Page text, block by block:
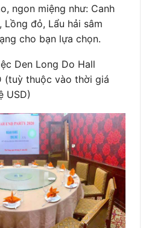
ngon miệng như: Canh
Lồng đỏ, Lẩu hải sâm
cho bạn lựa chọn.
Den Long Do Hall
(tuỳ thuộc vào thời giá
USD)